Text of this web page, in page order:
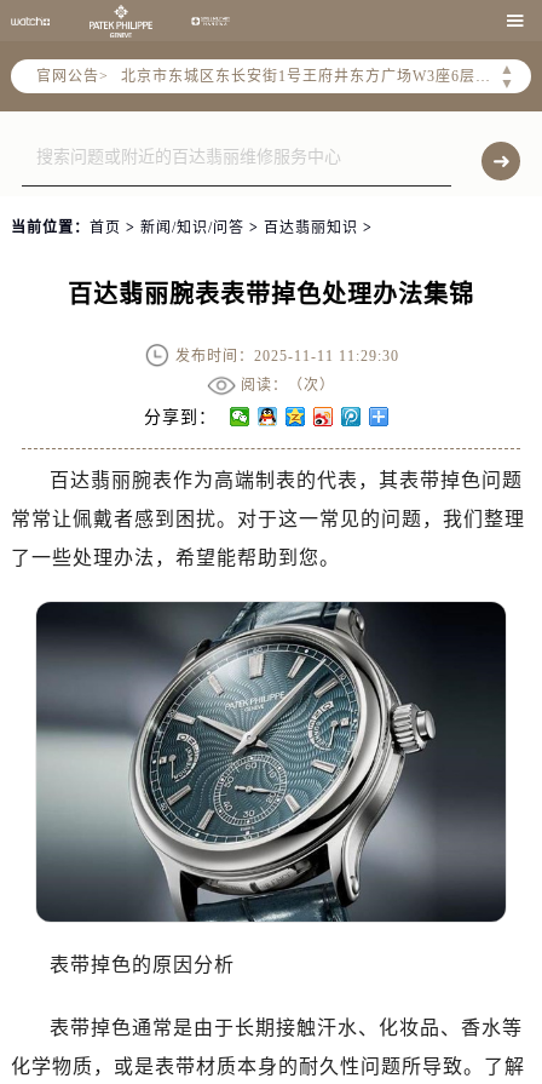

官网公告>
▲
▼
北京市东城区东长安街1号王府井东方广场W3座6层602室售后服务中心（需提前预约）
节假日正常营业！
当前位置： 首页 > 新闻/知识/问答 > 百达翡丽知识 >
百达翡丽腕表表带掉色处理办法集锦
发布时间：2025-11-11 11:29:30
阅读：（次）
分享到：
百达翡丽腕表作为高端制表的代表，其表带掉色问题
常常让佩戴者感到困扰。对于这一常见的问题，我们整理
了一些处理办法，希望能帮助到您。
表带掉色的原因分析
表带掉色通常是由于长期接触汗水、化妆品、香水等
化学物质，或是表带材质本身的耐久性问题所导致。了解